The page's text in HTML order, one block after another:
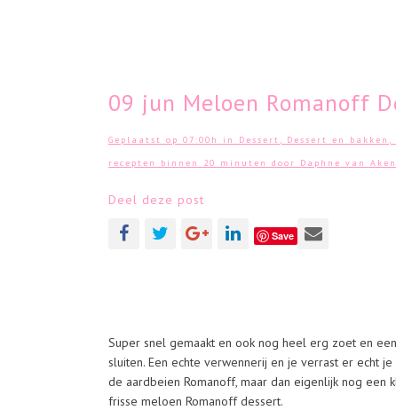
09 jun Meloen Romanoff
Geplaatst op 07:00h in Dessert , Dessert en bakken ,
recepten binnen 20 minuten
door Daphne van Aken
Deel deze post
Save
Super snel gemaakt en ook nog heel erg zoet en
sluiten. Een echte verwennerij en je verrast er echt
de aardbeien Romanoff, maar dan eigenlijk nog
frisse meloen Romanoff dessert.